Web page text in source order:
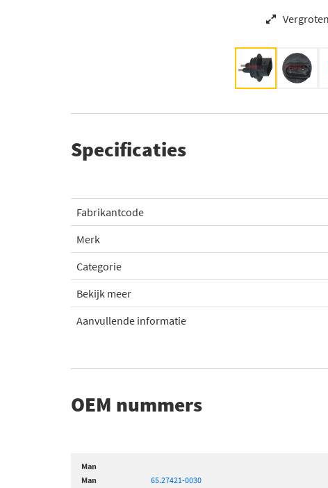
Vergroten
Specificaties
Fabrikantcode
Merk
Categorie
Bekijk meer
Aanvullende informatie
OEM nummers
Man
Man
65.27421-0030